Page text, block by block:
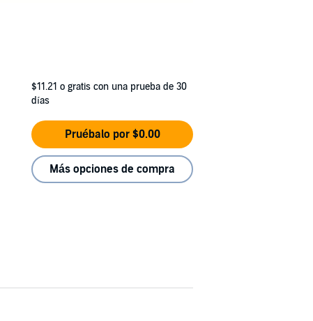
$11.21 o gratis con una prueba de 30
días
Pruébalo por $0.00
Más opciones de compra